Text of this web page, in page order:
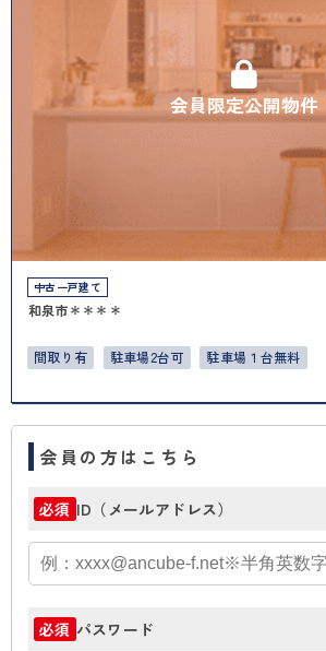
会員限定公開物件
中古一戸建て
和泉市＊＊＊＊
間取り有 駐車場2台可 駐車場１台無料
会員の方はこちら
必須 ID（メールアドレス）
必須 パスワード